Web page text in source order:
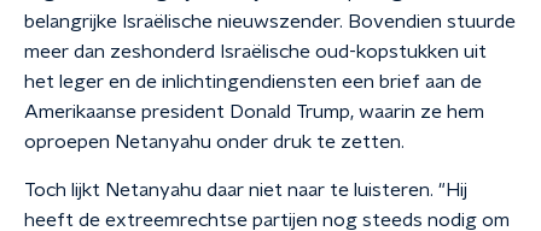
belangrijke Israëlische nieuwszender. Bovendien stuurde
meer dan zeshonderd Israëlische oud-kopstukken uit
het leger en de inlichtingendiensten een brief aan de
Amerikaanse president Donald Trump, waarin ze hem
oproepen Netanyahu onder druk te zetten.
Toch lijkt Netanyahu daar niet naar te luisteren. "Hij
heeft de extreemrechtse partijen nog steeds nodig om